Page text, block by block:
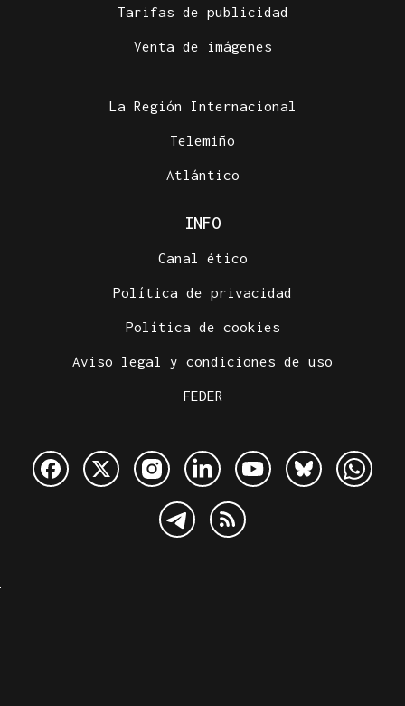
Tarifas de publicidad
Venta de imágenes
La Región Internacional
Telemiño
Atlántico
INFO
Canal ético
Política de privacidad
Política de cookies
Aviso legal y condiciones de uso
FEDER